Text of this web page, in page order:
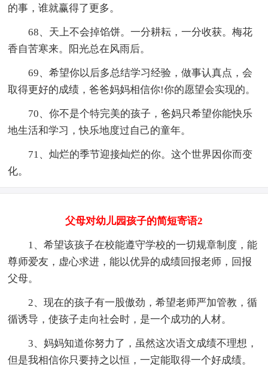
的事，谁就赢得了更多。
68、天上不会掉馅饼。一分耕耘，一分收获。梅花
香自苦寒来。阳光总在风雨后。
69、希望你以后多总结学习经验，做事认真点，会
取得更好的成绩，爸爸妈妈相信你!你的愿望会实现的。
70、你不是个特完美的孩子，爸妈只希望你能快乐
地生活和学习，快乐地度过自己的童年。
71、灿烂的季节迎接灿烂的你。这个世界因你而变
化。
父母对幼儿园孩子的简短寄语2
1、希望该孩子在校能遵守学校的一切规章制度，能
尊师爱友，虚心求进，能以优异的成绩回报老师，回报
父母。
2、现在的孩子有一股傲劲，希望老师严加管教，循
循诱导，使孩子走向社会时，是一个成功的人材。
3、妈妈知道你努力了，虽然这次语文成绩不理想，
但是我相信你只要持之以恒，一定能取得一个好成绩。